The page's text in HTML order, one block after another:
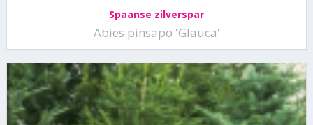
Spaanse zilverspar
Abies pinsapo 'Glauca'